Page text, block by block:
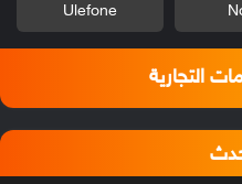
Ulefone
التجارية